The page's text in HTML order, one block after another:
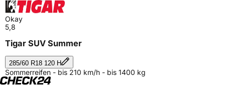
Okay
5,8
Tigar SUV Summer
285/60 R18 120 H
Sommerreifen - bis 210 km/h - bis 1400 kg